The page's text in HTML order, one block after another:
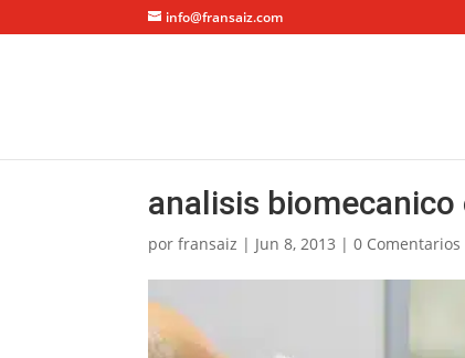
info@fransaiz.com
analisis
porfransaiz | Jun 8, 2013 |0 Comentarios